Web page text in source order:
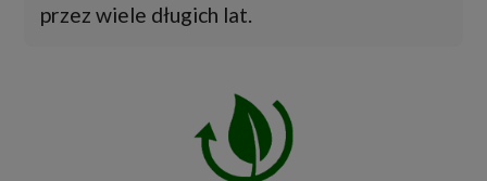
przez wiele długich lat.